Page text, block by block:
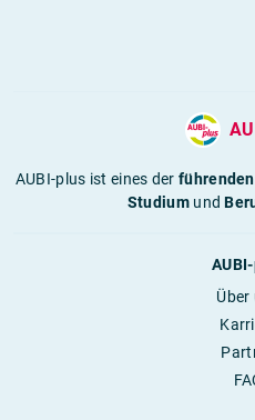
AUBI-plus ist eines der
Studiumund
Über